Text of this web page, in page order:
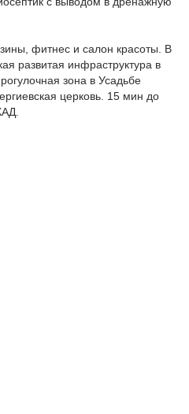
фитнес и салон красоты. В
развитая инфраструктура в
зона в Усадьбе
церковь. 15 мин до